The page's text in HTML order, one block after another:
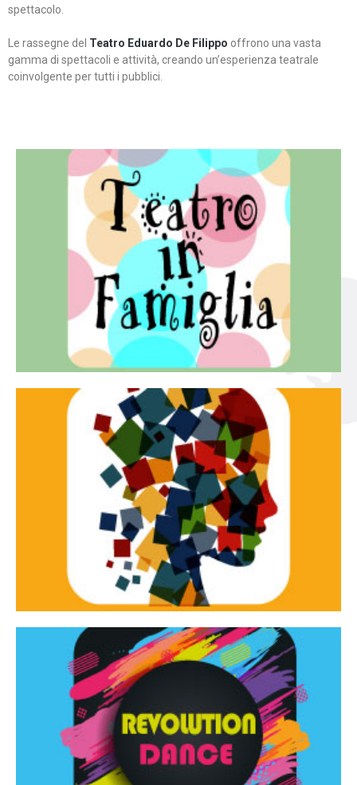
spettacolo.
Le rassegne del Teatro Eduardo De Filippo offrono una vasta
gamma di spettacoli e attività, creando un’esperienza teatrale
coinvolgente per tutti i pubblici.
Teatro in famiglia
Teatro In Famiglia è una rassegna di teatro concepita
per far condividere e godere del teatro all’intera
famiglia.
Continua
Tracce dinamiche
Tracce Dinamiche è una rassegna di teatro
d’innovazione e sperimentale.
Continua
Revolution Dance
Rassegna di danza contemporanea – I Edizione